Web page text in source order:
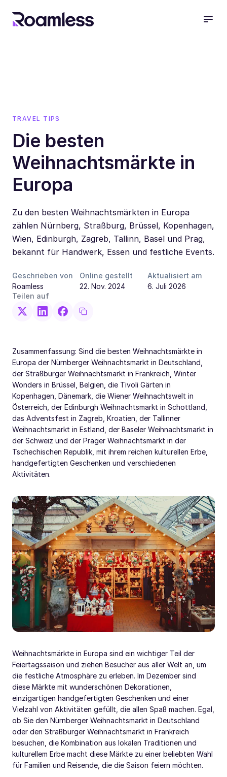
TRAVEL TIPS
Die besten
Weihnachtsmärkte in
Europa
Zu den besten Weihnachtsmärkten in Europa
zählen Nürnberg, Straßburg, Brüssel, Kopenhagen,
Wien, Edinburgh, Zagreb, Tallinn, Basel und Prag,
bekannt für Handwerk, Essen und festliche Events.
Geschrieben von
Roamless
Online gestellt
22. Nov. 2024
Aktualisiert am
6. Juli 2026
Teilen auf
Zusammenfassung: Sind die besten Weihnachtsmärkte in
Europa der Nürnberger Weihnachtsmarkt in Deutschland,
der Straßburger Weihnachtsmarkt in Frankreich, Winter
Wonders in Brüssel, Belgien, die Tivoli Gärten in
Kopenhagen, Dänemark, die Wiener Weihnachtswelt in
Österreich, der Edinburgh Weihnachtsmarkt in Schottland,
das Adventsfest in Zagreb, Kroatien, der Tallinner
Weihnachtsmarkt in Estland, der Baseler Weihnachtsmarkt in
der Schweiz und der Prager Weihnachtsmarkt in der
Tschechischen Republik, mit ihrem reichen kulturellen Erbe,
handgefertigten Geschenken und verschiedenen
Aktivitäten.
Weihnachtsmärkte in Europa sind ein wichtiger Teil der
Feiertagssaison und ziehen Besucher aus aller Welt an, um
die festliche Atmosphäre zu erleben. Im Dezember sind
diese Märkte mit wunderschönen Dekorationen,
einzigartigen handgefertigten Geschenken und einer
Vielzahl von Aktivitäten gefüllt, die allen Spaß machen. Egal,
ob Sie den Nürnberger Weihnachtsmarkt in Deutschland
oder den Straßburger Weihnachtsmarkt in Frankreich
besuchen, die Kombination aus lokalen Traditionen und
kulturellem Erbe macht diese Märkte zu einer beliebten Wahl
für Familien und Reisende, die die Saison feiern möchten.